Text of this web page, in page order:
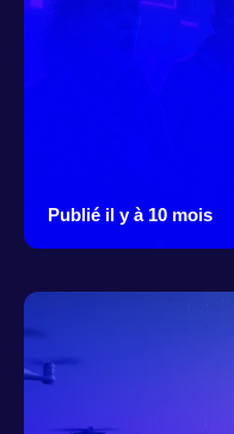
Publié il y à 10 mois